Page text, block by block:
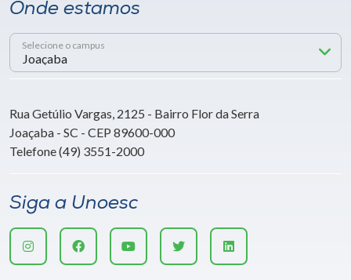
Onde estamos
Selecione o campus
Rua Getúlio Vargas, 2125 - Bairro Flor da Serra
Joaçaba - SC - CEP 89600-000
Telefone (49) 3551-2000
Siga a Unoesc